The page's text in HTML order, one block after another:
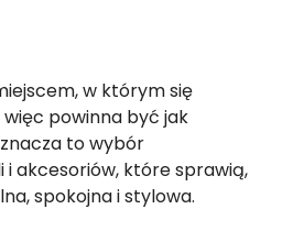
w którym się
więc powinna być jak
to wybór
i akcesoriów, które sprawią,
spokojna i stylowa.